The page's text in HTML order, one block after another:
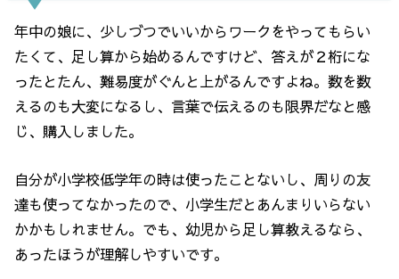
年中の娘に、少しづつでいいからワークをやってもらい
たくて、足し算から始めるんですけど、答えが２桁にな
ったとたん、難易度がぐんと上がるんですよね。数を数
えるのも大変になるし、言葉で伝えるのも限界だなと感
じ、購入しました。
自分が小学校低学年の時は使ったことないし、周りの友
達も使ってなかったので、小学生だとあんまりいらない
かかもしれません。でも、幼児から足し算教えるなら、
あったほうが理解しやすいです。